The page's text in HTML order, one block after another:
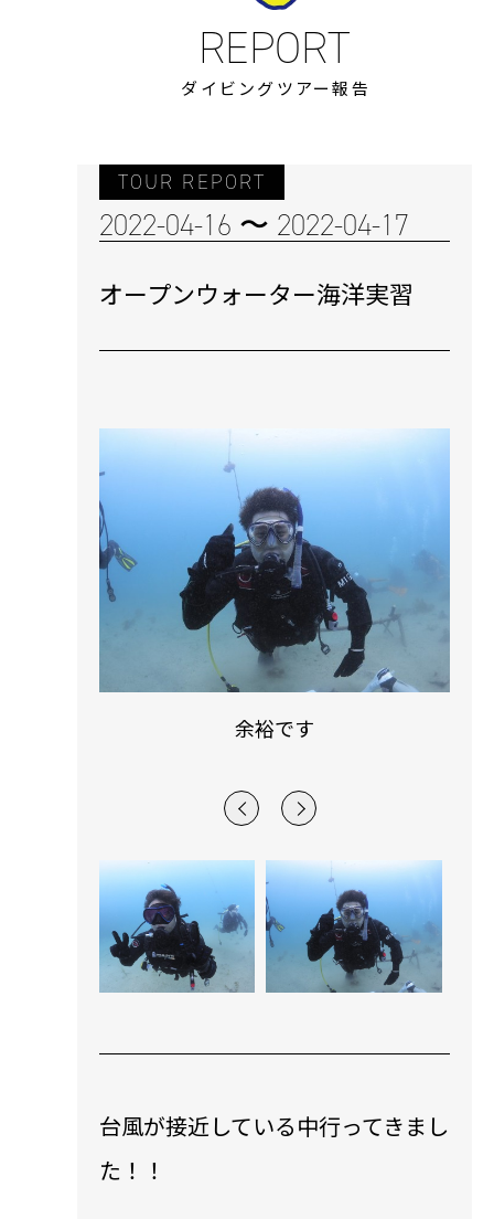
ダイビングツアー報告
TOUR REPORT
2022-04-16 〜 2022-04-17
オープンウォーター海洋実習
余裕です
台風が接近している中行ってきまし
た！！